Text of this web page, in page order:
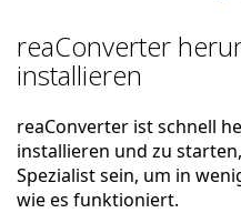
reaConverter
installieren
reaConverter ist schnell
installieren und zu
Spezialist sein, um in
wie es funktioniert.